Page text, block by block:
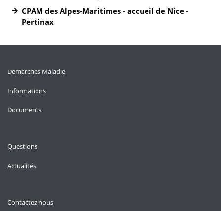
CPAM des Alpes-Maritimes - accueil de Nice -
Pertinax
Demarches Maladie
Informations
Documents
Questions
Actualités
Contactez nous